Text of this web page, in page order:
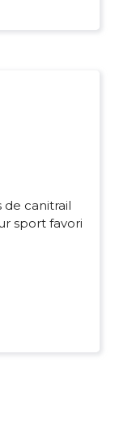
canitrail
sport favori